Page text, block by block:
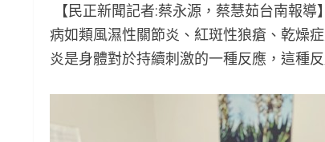
【民正新聞記者:蔡永源，蔡慧茹台南報
病如類風濕性關節炎、紅斑性狼瘡、乾燥
炎是身體對於持續刺激的一種反應，這種